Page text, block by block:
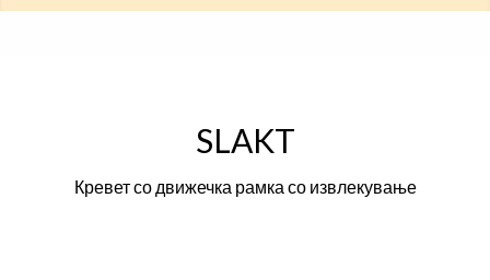
SLAKT
Кревет со движечка рамка со извлекување